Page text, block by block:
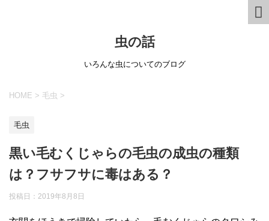
虫の話
いろんな虫についてのブログ
HOME > 毛虫 >
毛虫
黒い毛むくじゃらの毛虫の成虫の種類
は？フサフサに毒はある？
投稿日： 2019年8月8日